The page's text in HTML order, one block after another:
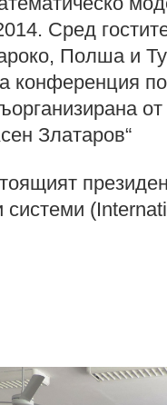
Сред
Полша и
конференция
Златаров“
системи